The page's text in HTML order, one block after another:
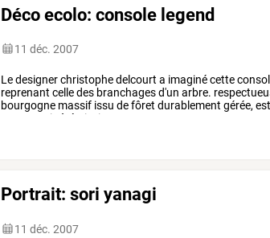
Déco ecolo: console legend
11 déc. 2007
Ledesignerchristophedelcourt a imaginécette
reprenant celledes branchagesd'un arbre.
bourgogne massif issu defôret durablement gérée,
vernis à émission
Portrait: sori yanagi
11 déc. 2007